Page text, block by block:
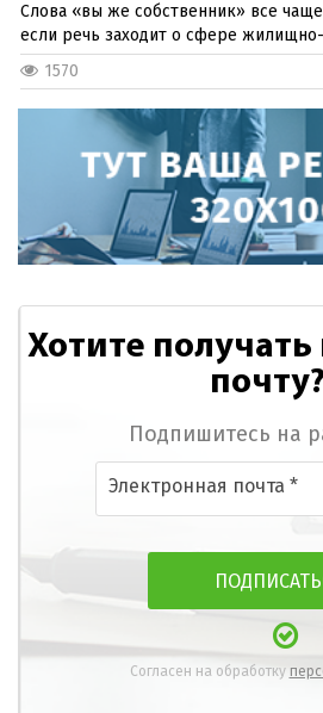
Слова «вы же собственник» все
если речь заходит о сфере
1570
Хотите получать
почту?
Подпишитесь на
Согласен на обработку